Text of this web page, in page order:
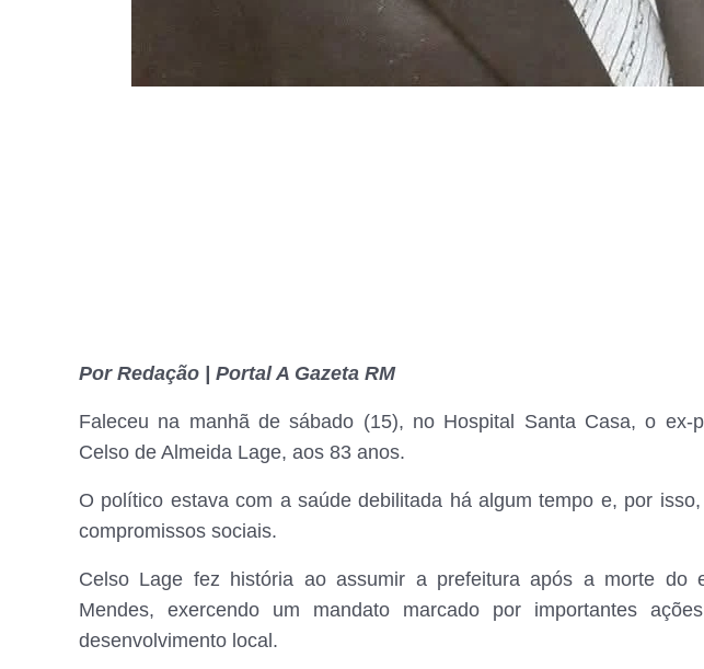
Por Redação | Portal A Gazeta RM
Faleceu na manhã de sábado (15), no Hospital Santa Casa, o ex-
Celso de Almeida Lage, aos 83 anos.
O político estava com a saúde debilitada há algum tempo e, por
compromissos sociais.
Celso Lage fez história ao assumir a prefeitura após a morte do
Mendes, exercendo um mandato marcado por importantes
desenvolvimento local.